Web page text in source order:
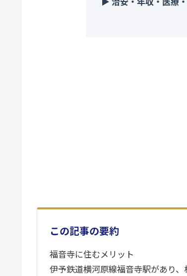
この記事の要約
福音寺に住むメリット
伊予鉄道横河原線福音寺駅があり